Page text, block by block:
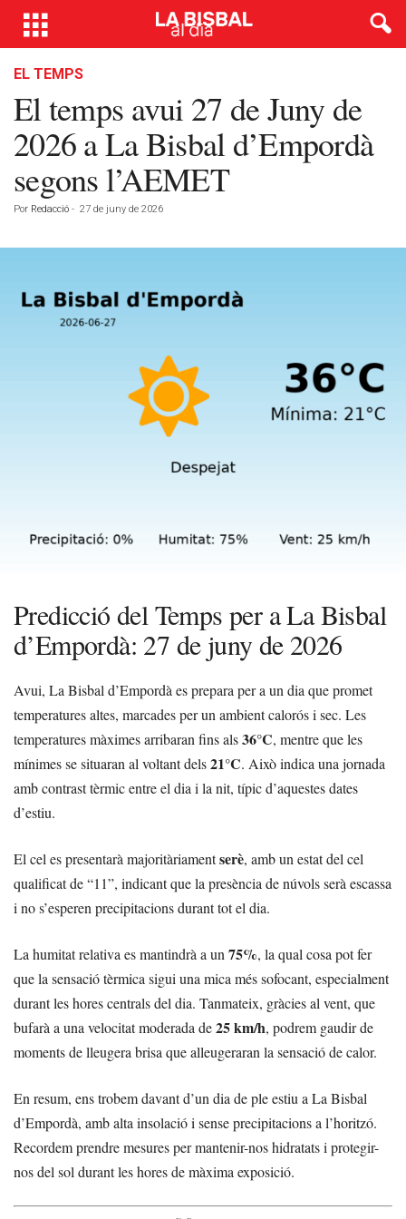
EL TEMPS
El temps avui 27 de Juny de
2026 a La Bisbal d’Empordà
segons l’AEMET
Por Redacció - 27 de juny de 2026
Predicció del Temps per a La Bisbal
d’Empordà: 27 de juny de 2026
Avui, La Bisbal d’Empordà es prepara per a un dia que promet
temperatures altes, marcades per un ambient calorós i sec. Les
temperatures màximes arribaran fins als36°C, mentre que les
mínimes se situaran al voltant dels21°C. Això indica una jornada
amb contrast tèrmic entre el dia i la nit, típic d’aquestes dates
d’estiu.
El cel es presentarà majoritàriamentserè, amb un estat del cel
qualificat de “11”, indicant que la presència de núvols serà escassa
i no s’esperen precipitacions durant tot el dia.
La humitat relativa es mantindrà a un75%, la qual cosa pot fer
que la sensació tèrmica sigui una mica més sofocant, especialment
durant les hores centrals del dia. Tanmateix, gràcies al vent, que
bufarà a una velocitat moderada de25 km/h, podrem gaudir de
moments de lleugera brisa que alleugeraran la sensació de calor.
En resum, ens trobem davant d’un dia de ple estiu a La Bisbal
d’Empordà, amb alta insolació i sense precipitacions a l’horitzó.
Recordem prendre mesures per mantenir-nos hidratats i protegir-
nos del sol durant les hores de màxima exposició.